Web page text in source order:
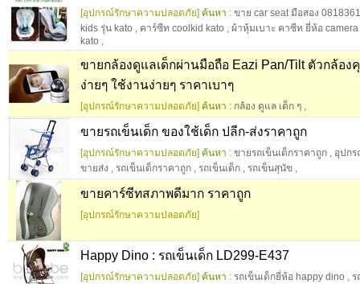
[อุปกรณ์รักษาความปลอดภัย] ค้นหา : ขาย car seat มือสอง
kids รุ่น kato , คาร์ซีท coolkid kato , ผ้าหุ้มเบาะ คาซีท ยี่ห้อ camera
kato ,
ขายกล้องดูแลเด็กผ่านมือถือ Eazi Pan/Tilt ตัวกล้อ
ง่ายๆ ใช้งานง่ายๆ ราคาเบาๆ
[อุปกรณ์รักษาความปลอดภัย] ค้นหา : กล้อง ดูแล เด็ก ๆ ,
ขายรถเข็นเด็ก ของใช้เด็ก ปลีก-ส่งราคาถูก
[อุปกรณ์รักษาความปลอดภัย] ค้นหา : ขายรถเข็นเด็กราคาถูก , อุปกร
ขายส่ง , รถเข็นเด็กราคาถูก , รถเข็นเด็ก , รถเข็นสุนัข ,
ขายคาร์ซีทสภาพดีมาก ราคาถูก
[อุปกรณ์รักษาความปลอดภัย]
Happy Dino : รถเข็นเด็ก LD299-E437
[อุปกรณ์รักษาความปลอดภัย] ค้นหา : รถเข็นเด็กยี่ห้อ happy dino , ร